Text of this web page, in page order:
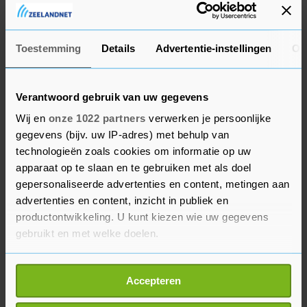
Toestemming Details Advertentie-instellingen
Verantwoord gebruik van uw gegevens
Wij en onze 1022 partners verwerken je persoonlijke
gegevens (bijv. uw IP-adres) met behulp van
technologieën zoals cookies om informatie op uw
apparaat op te slaan en te gebruiken met als doel
gepersonaliseerde advertenties en content, metingen aan
advertenties en content, inzicht in publiek en
productontwikkeling. U kunt kiezen wie uw gegevens
gebruikt en met welke doelen.
Als u het toestaat, willen we ook graag:
Informatie verzamelen over uw geografische
locatie, die tot een paar meter nauwkeurig kan zijn
Accepteren
aan ons. Wij volgen wat er sectorbreed en vanuit
de overheid wordt afgesproken."
Reizigersorganisatie Rover laat weten weinig
van coronamaatregelen in het openbaar vervoer.
"Reizigers maken zich momenteel vooral druk
over de korte treinen, de uitval van treinen en
bussen en de drukte die dat oplevert", aldus
Rover in een reactie.
De organisatie ziet nu nog geen aanleiding om
op te roepen tot voorzorgsmaatregelen.
"Specifieke coronamaatregelen voor het ov liggen
niet voor de hand als daar geen medische reden
toe is." Volgens Rover zijn er geen aanwijzingen